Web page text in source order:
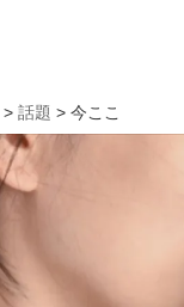
> 話題 > 今ここ